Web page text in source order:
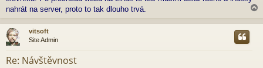
e
k
nahrát na server, proto to tak dlouho trvá.
h
vitsoft
Site Admin
Re: Návštěvnost